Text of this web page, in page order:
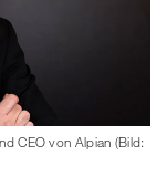
CEO von Alpian (Bild: